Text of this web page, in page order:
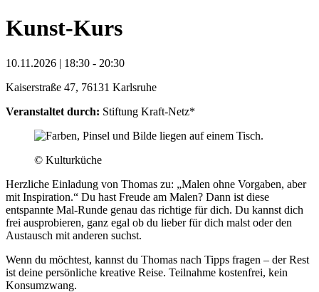
Kunst-Kurs
10.11.2026 | 18:30 - 20:30
Kaiserstraße 47, 76131 Karlsruhe
Veranstaltet durch: Stiftung Kraft-Netz*
© Kulturküche
Herzliche Einladung von Thomas zu: „Malen ohne Vorgaben, aber
mit Inspiration.“ Du hast Freude am Malen? Dann ist diese
entspannte Mal-Runde genau das richtige für dich. Du kannst dich
frei ausprobieren, ganz egal ob du lieber für dich malst oder den
Austausch mit anderen suchst.
Wenn du möchtest, kannst du Thomas nach Tipps fragen – der Rest
ist deine persönliche kreative Reise. Teilnahme kostenfrei, kein
Konsumzwang.